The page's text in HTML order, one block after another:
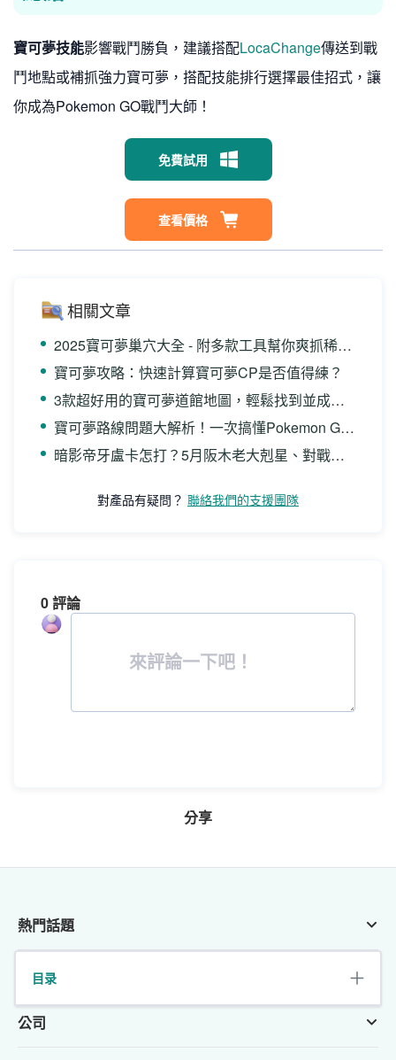
目录
寶可夢技能影響戰鬥勝負，建議搭配LocaChange傳送到戰
鬥地點或補抓強力寶可夢，搭配技能排行選擇最佳招式，讓
你成為Pokemon GO戰鬥大師！
免費試用
查看價格
相關文章
2025寶可夢巢穴大全 - 附多款工具幫你爽抓稀有寶可夢！
寶可夢攻略：快速計算寶可夢CP是否值得練？
3款超好用的寶可夢道館地圖，輕鬆找到並成功佔領道館
寶可夢路線問題大解析！一次搞懂Pokemon GO路線玩法！
暗影帝牙盧卡怎打？5月阪木老大剋星、對戰打法攻略來啦！
對產品有疑問？ 聯絡我們的支援團隊
0 評論
來評論一下吧！
分享
熱門話題
支持
公司